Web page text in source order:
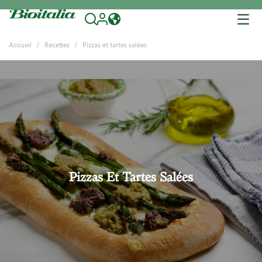
Accueil Recettes Pizzas et tartes salées
Pizzas Et Tartes Salées